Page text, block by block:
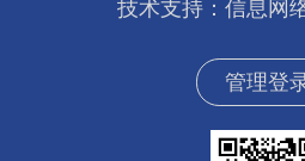
技术支持：信息网
管理登